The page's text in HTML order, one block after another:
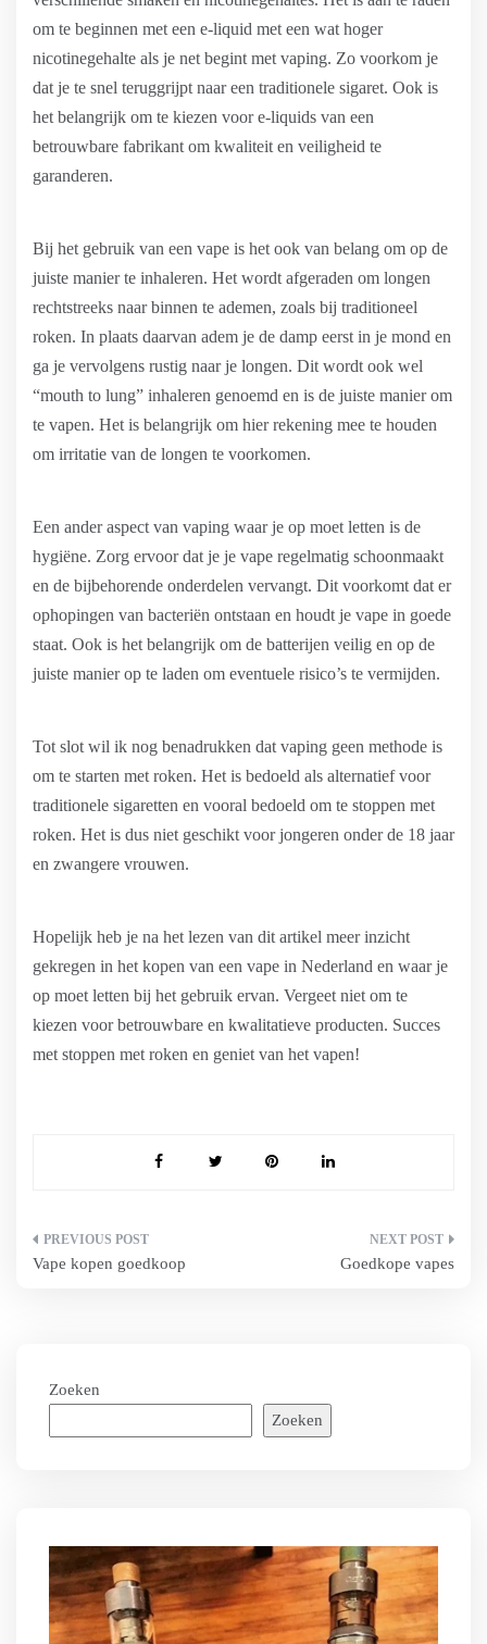
om te beginnen met een e-liquid met een wat hoger
nicotinegehalte als je net begint met vaping. Zo voorkom je
dat je te snel teruggrijpt naar een traditionele sigaret. Ook is
het belangrijk om te kiezen voor e-liquids van een
betrouwbare fabrikant om kwaliteit en veiligheid te
garanderen.
Bij het gebruik van een vape is het ook van belang om op de
juiste manier te inhaleren. Het wordt afgeraden om longen
rechtstreeks naar binnen te ademen, zoals bij traditioneel
roken. In plaats daarvan adem je de damp eerst in je mond en
ga je vervolgens rustig naar je longen. Dit wordt ook wel
“mouth to lung” inhaleren genoemd en is de juiste manier om
te vapen. Het is belangrijk om hier rekening mee te houden
om irritatie van de longen te voorkomen.
Een ander aspect van vaping waar je op moet letten is de
hygiëne. Zorg ervoor dat je je vape regelmatig schoonmaakt
en de bijbehorende onderdelen vervangt. Dit voorkomt dat er
ophopingen van bacteriën ontstaan en houdt je vape in goede
staat. Ook is het belangrijk om de batterijen veilig en op de
juiste manier op te laden om eventuele risico’s te vermijden.
Tot slot wil ik nog benadrukken dat vaping geen methode is
om te starten met roken. Het is bedoeld als alternatief voor
traditionele sigaretten en vooral bedoeld om te stoppen met
roken. Het is dus niet geschikt voor jongeren onder de 18 jaar
en zwangere vrouwen.
Hopelijk heb je na het lezen van dit artikel meer inzicht
gekregen in het kopen van een vape in Nederland en waar je
op moet letten bij het gebruik ervan. Vergeet niet om te
kiezen voor betrouwbare en kwalitatieve producten. Succes
met stoppen met roken en geniet van het vapen!
Bericht
Vape kopen goedkoop Goedkope vapes
Zoeken
Zoeken